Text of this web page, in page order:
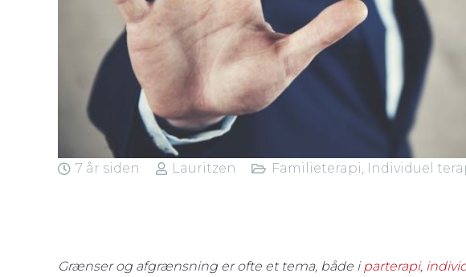
7 år siden Lauritzen Familieterapi, Individuel
Grænser og afgrænsning er ofte et tema, både iparterapi,